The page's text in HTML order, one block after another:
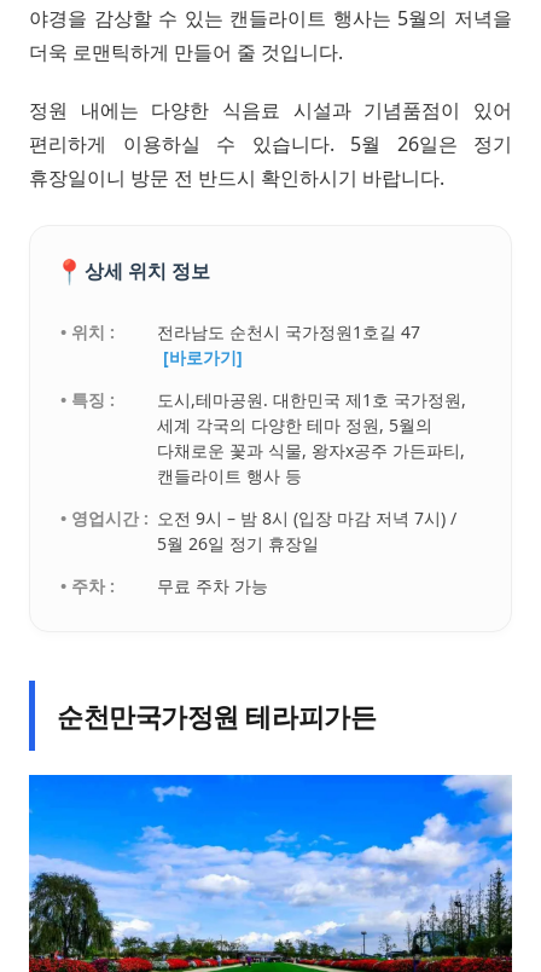
야경을 감상할 수 있는 캔들라이트 행사는 5월의 저녁을
더욱 로맨틱하게 만들어 줄 것입니다.
정원 내에는 다양한 식음료 시설과 기념품점이 있어
편리하게 이용하실 수 있습니다. 5월 26일은 정기
휴장일이니 방문 전 반드시 확인하시기 바랍니다.
📍 상세 위치 정보
• 위치 :
전라남도 순천시 국가정원1호길 47
[바로가기]
• 특징 :
도시,테마공원. 대한민국 제1호 국가정원,
세계 각국의 다양한 테마 정원, 5월의
다채로운 꽃과 식물, 왕자x공주 가든파티,
캔들라이트 행사 등
• 영업시간 : 오전 9시 – 밤 8시 (입장 마감 저녁 7시) /
5월 26일 정기 휴장일
• 주차 :
무료 주차 가능
순천만국가정원 테라피가든